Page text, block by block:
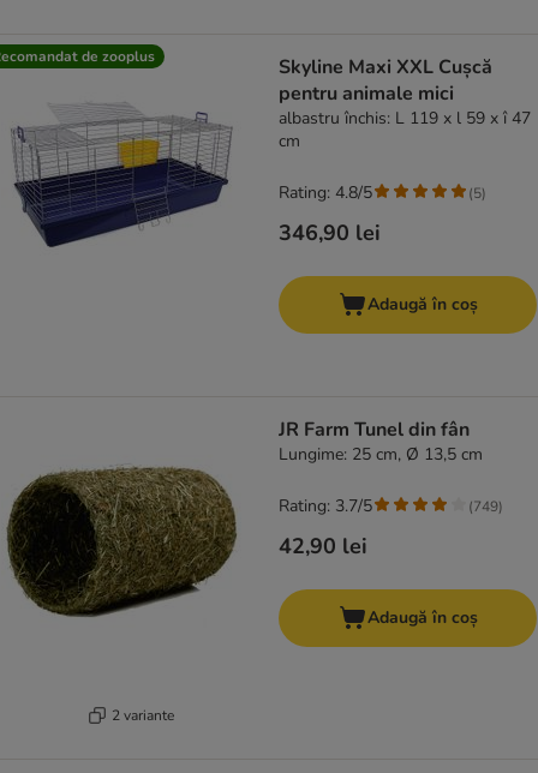
de zooplus
Skyline Maxi XXL Cușcă
pentru animale mici
albastru închis: L 119 x l 59 x î 47
cm
346,90 lei
Rating: 4.8/5 (5)
Adaugă în coș
2 variante
JR Farm Tunel din fân
Lungime: 25 cm, Ø 13,5 cm
42,90 lei
Rating: 3.7/5 (749)
Adaugă în coș